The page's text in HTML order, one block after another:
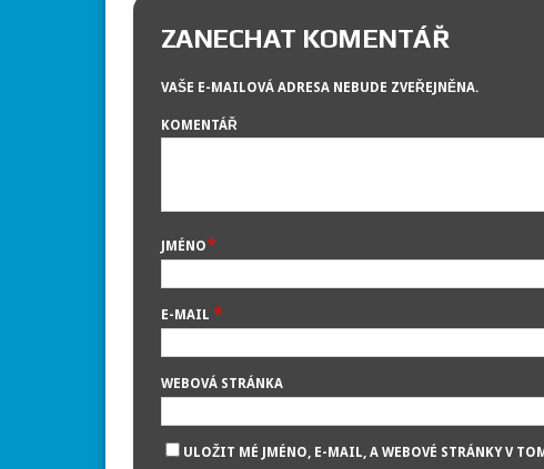
ZANECHAT KOMENTÁŘ
VAŠE E-MAILOVÁ ADRESA NEBUDE ZVEŘEJNĚNA.
KOMENTÁŘ
JMÉNO*
E-MAIL *
WEBOVÁ STRÁNKA
ULOŽIT MÉ JMÉNO, E-MAIL, A WEBOVÉ STRÁNKY V